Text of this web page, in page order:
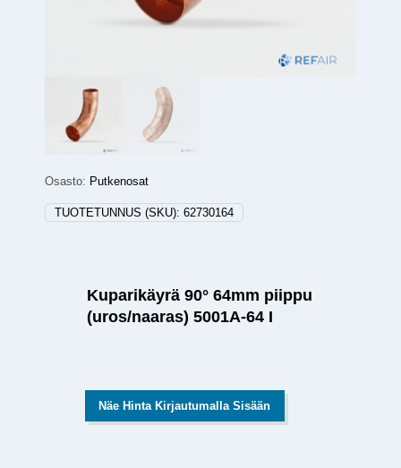
Osasto: Putkenosat
TUOTETUNNUS (SKU): 62730164
Kuparikäyrä 90° 64mm piippu
(uros/naaras) 5001A-64 I
Näe Hinta Kirjautumalla Sisään